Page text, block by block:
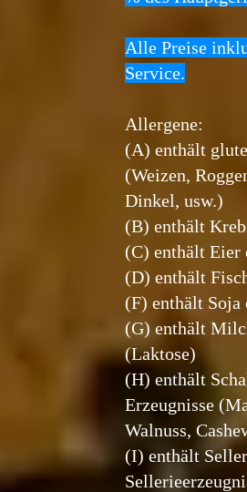
Alle Preise
Service.
Allergene:
(A) enthält
(Weizen,
Dinkel, usw.)
(B) enthält
(C) enthält Eier
(D) enthält
(F) enthält Soja
(G) enthält
(Laktose)
(H) enthält
Erzeugnisse
Walnuss,
(I) enthält